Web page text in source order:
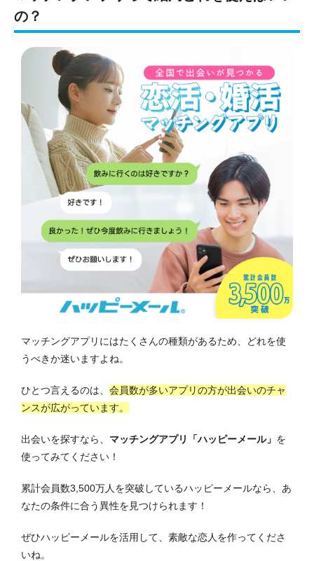
の？
マッチングアプリにはたくさんの種類があるため、どれを使
うべきか迷いますよね。
ひとつ言えるのは、 会員数が多いアプリの方が出会いのチャ
ンスが広がっています。
出会いを探すなら、 マッチングアプリ「ハッピーメール」 を
使ってみてください！
累計会員数3,500万人を突破しているハッピーメールなら、あ
なたの条件に合う異性を見つけられます！
ぜひハッピーメールを活用して、素敵な恋人を作ってくださ
いね。